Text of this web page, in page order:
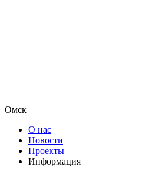
Омск
О нас
Новости
Проекты
Информация